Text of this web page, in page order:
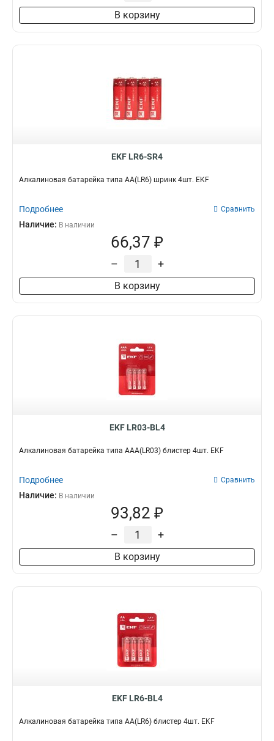
В корзину
EKF LR6-SR4
Алкалиновая батарейка типа АА(LR6) шринк 4шт. EKF
Подробнее Сравнить
Наличие: В наличии
66,37 ₽
– +
В корзину
EKF LR03-BL4
Алкалиновая батарейка типа ААА(LR03) блистер 4шт. EKF
Подробнее Сравнить
Наличие: В наличии
93,82 ₽
– +
В корзину
EKF LR6-BL4
Алкалиновая батарейка типа АА(LR6) блистер 4шт. EKF